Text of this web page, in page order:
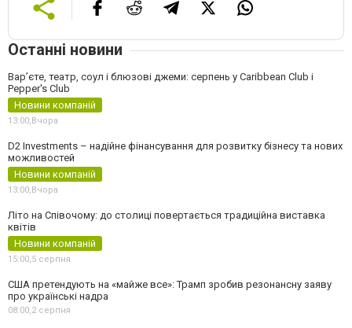
Останні новини
Вар’єте, театр, соул і блюзові джеми: серпень у Caribbean Club і
Pepper's Club
Новини компаній
13:00,Вчора
D2 Investments – надійне фінансування для розвитку бізнесу та нових
можливостей
Новини компаній
13:00,Вчора
Літо на Співочому: до столиці повертається традиційна виставка
квітів
Новини компаній
15:00,5 серпня
США претендують на «майже все»: Трамп зробив резонансну заяву
про українські надра
08:00,2 серпня